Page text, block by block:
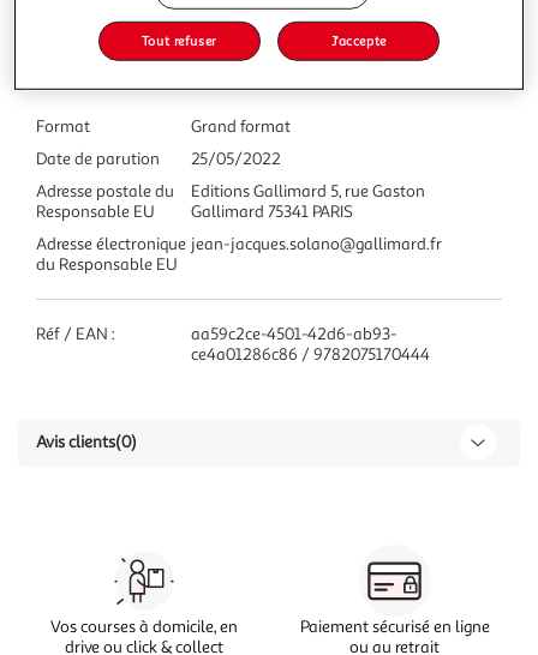
Caractéristiques
Format
Grand format
Date de parution
25/05/2022
Adresse postale du
Responsable EU
Editions Gallimard 5, rue Gaston
Gallimard 75341 PARIS
Adresse électronique
du Responsable EU
jean-jacques.solano@gallimard.fr
Réf / EAN :
aa59c2ce-4501-42d6-ab93-
ce4a01286c86 / 9782075170444
Avis clients(0)
Vos courses à domicile, en
drive ou click & collect
Paiement sécurisé en ligne
ou au retrait
Tout refuser J'accepte